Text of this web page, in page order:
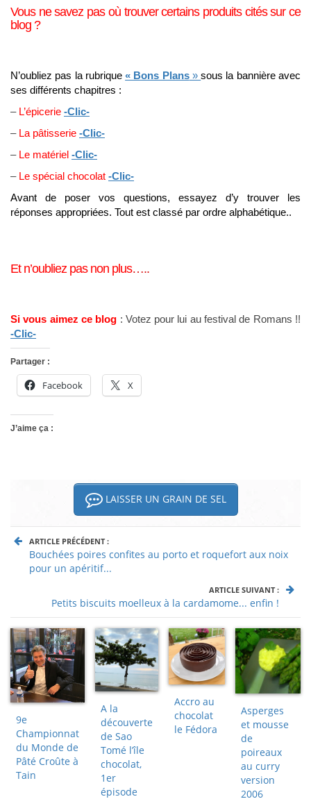
Vous ne savez pas où trouver certains produits cités sur ce
blog ?
N’oubliez pas la rubrique« Bons Plans»sous la bannière avec
ses différents chapitres :
– L’épicerie -Clic-
– La pâtisserie -Clic-
– Le matériel -Clic-
– Le spécial chocolat -Clic-
Avant de poser vos questions, essayez d’y trouver les
réponses appropriées. Tout est classé par ordre alphabétique..
Et n’oubliez pas non plus…..
Si vous aimez ce blog : Votez pour lui au festival de Romans !!
-Clic-
Partager :
Facebook X
J’aime ça :
LAISSER UN GRAIN DE SEL
ARTICLE PRÉCÉDENT :
Bouchées poires confites au porto et roquefort aux noix
pour un apéritif...
ARTICLE SUIVANT :
Petits biscuits moelleux à la cardamome... enfin !
9e
Championnat
du Monde de
Pâté Croûte à
Tain
A la
découverte
de Sao
Tomé l’île
chocolat,
1er
épisode
Accro au
chocolat
le Fédora
Asperges
et mousse
de
poireaux
au curry
version
2006